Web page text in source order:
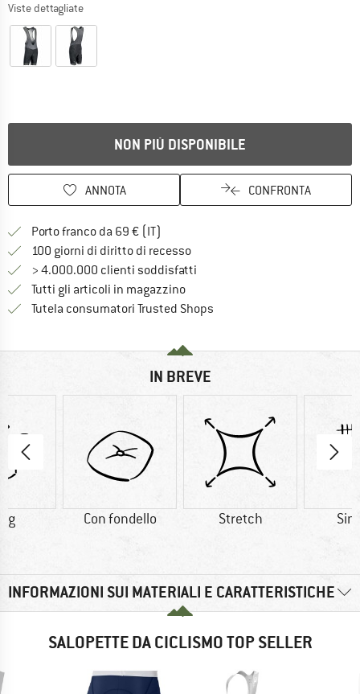
Viste dettagliate
NON PIÙ DISPONIBILE
ANNOTA CONFRONTA
Porto franco da 69 € (IT)
100 giorni di diritto di recessoVai alla politica di recesso qui
> 4.000.000 clienti soddisfatti
Tutti gli articoli in magazzino
Tutela consumatori Trusted Shops
IN BREVE
g Con fondello Stretch
INFORMAZIONI SUI MATERIALI E CARATTERISTICHE
SALOPETTE DA CICLISMO TOP SELLER